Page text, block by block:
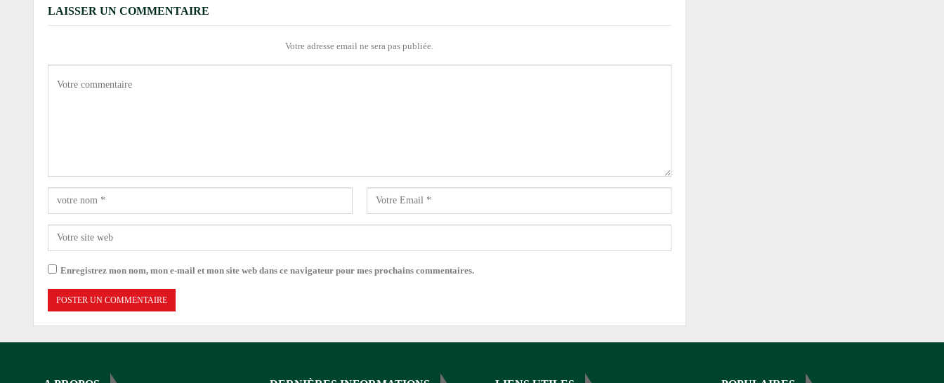
LAISSER UN COMMENTAIRE
Votre adresse email ne sera pas publiée.
Enregistrez mon nom, mon e-mail et mon site web dans ce navigateur pour mes prochains commentaires.